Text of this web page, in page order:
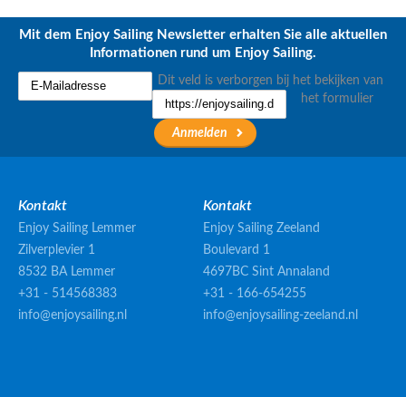
Mit dem Enjoy Sailing Newsletter erhalten Sie alle aktuellen
Informationen rund um Enjoy Sailing.
Dit veld is verborgen bij het bekijken van
het formulier
Kontakt
Enjoy Sailing Lemmer
Zilverplevier 1
8532 BA Lemmer
+31 - 514568383
info@enjoysailing.nl
Kontakt
Enjoy Sailing Zeeland
Boulevard 1
4697BC Sint Annaland
+31 - 166-654255
info@enjoysailing-zeeland.nl